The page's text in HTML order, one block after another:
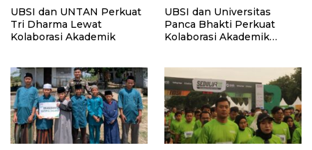
UBSI dan UNTAN Perkuat
Tri Dharma Lewat
Kolaborasi Akademik
UBSI dan Universitas
Panca Bhakti Perkuat
Kolaborasi Akademik